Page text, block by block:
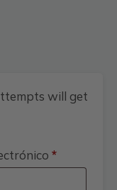
will get
*
Raya
+ ADD